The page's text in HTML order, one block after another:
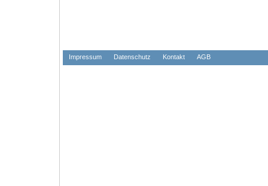
Impressum Datenschutz Kontakt AGB